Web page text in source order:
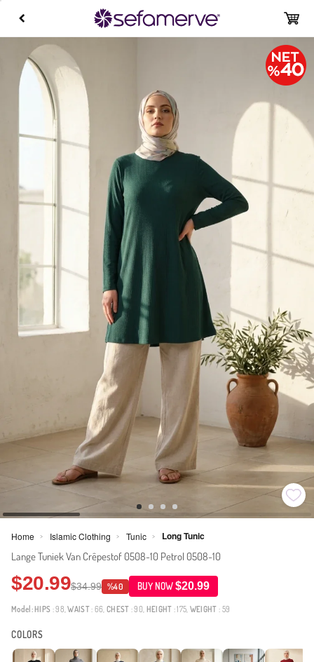
Home > Islamic Clothing > Tunic > Long Tunic
Lange Tuniek Van Crêpestof 0508-10 Petrol 0508-10
$20.99$34.99 %40 BUY NOW$20.99
Model: HIPS : 98,WAIST: 66,CHEST : 90, HEIGHT : 175, WEIGHT : 59
COLORS